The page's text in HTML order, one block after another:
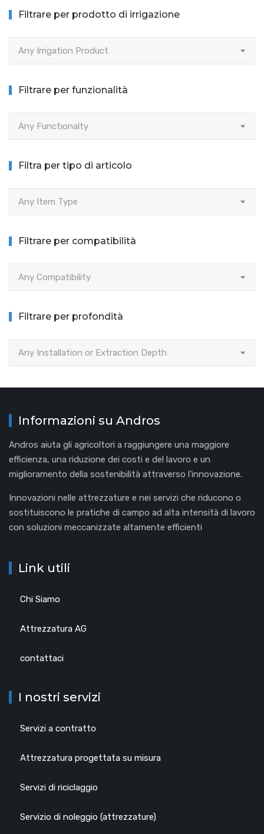
Filtrare per prodotto di irrigazione
Any Irrigation Product
Filtrare per funzionalità
Any Functionalty
Filtra per tipo di articolo
Any Item Type
Filtrare per compatibilità
Any Compatibility
Filtrare per profondità
Any Installation or Extraction Depth
Informazioni su Andros
Andros aiuta gli agricoltori a raggiungere una maggiore
efficienza, una riduzione dei costi e del lavoro e un
miglioramento della sostenibilità attraverso l'innovazione.
Innovazioni nelle attrezzature e nei servizi che riducono o
sostituiscono le pratiche di campo ad alta intensità di lavoro
con soluzioni meccanizzate altamente efficienti
Link utili
Chi Siamo
Attrezzatura AG
contattaci
I nostri servizi
Servizi a contratto
Attrezzatura progettata su misura
Servizi di riciclaggio
Servizio di noleggio (attrezzature)